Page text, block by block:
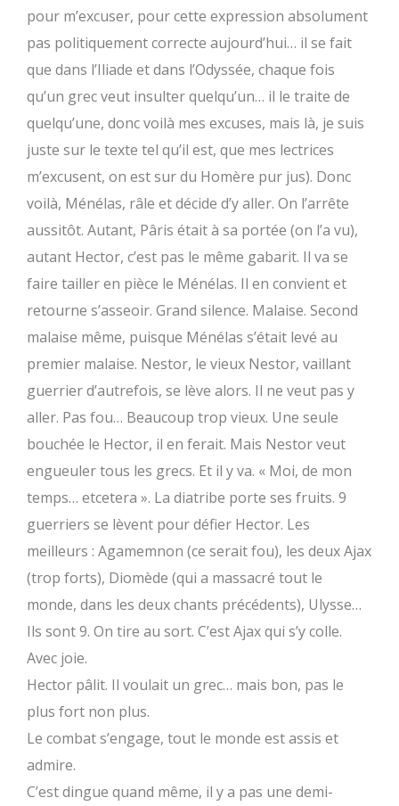
pour m’excuser, pour cette expression absolument
pas politiquement correcte aujourd’hui… il se fait
que dans l’Iliade et dans l’Odyssée, chaque fois
qu’un grec veut insulter quelqu’un… il le traite de
quelqu’une, donc voilà mes excuses, mais là, je suis
juste sur le texte tel qu’il est, que mes lectrices
m’excusent, on est sur du Homère pur jus). Donc
voilà, Ménélas, râle et décide d’y aller. On l’arrête
aussitôt. Autant, Pâris était à sa portée (on l’a vu),
autant Hector, c’est pas le même gabarit. Il va se
faire tailler en pièce le Ménélas. Il en convient et
retourne s’asseoir. Grand silence. Malaise. Second
malaise même, puisque Ménélas s’était levé au
premier malaise. Nestor, le vieux Nestor, vaillant
guerrier d’autrefois, se lève alors. Il ne veut pas y
aller. Pas fou… Beaucoup trop vieux. Une seule
bouchée le Hector, il en ferait. Mais Nestor veut
engueuler tous les grecs. Et il y va. « Moi, de mon
temps… etcetera ». La diatribe porte ses fruits. 9
guerriers se lèvent pour défier Hector. Les
meilleurs : Agamemnon (ce serait fou), les deux Ajax
(trop forts), Diomède (qui a massacré tout le
monde, dans les deux chants précédents), Ulysse…
Ils sont 9. On tire au sort. C’est Ajax qui s’y colle.
Avec joie.
Hector pâlit. Il voulait un grec… mais bon, pas le
plus fort non plus.
Le combat s’engage, tout le monde est assis et
admire.
C’est dingue quand même, il y a pas une demi-